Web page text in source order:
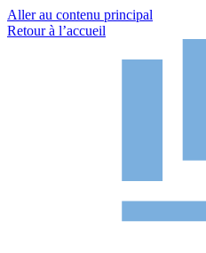
Aller au contenu principal
Retour à l’accueil